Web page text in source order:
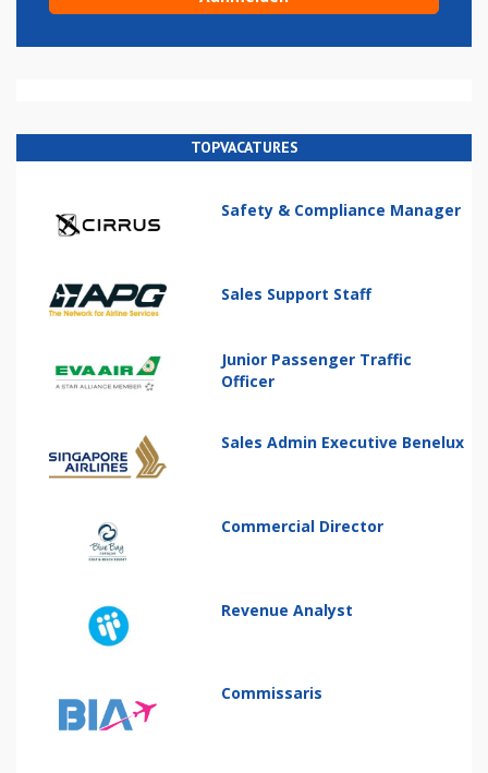
TOPVACATURES
Safety & Compliance Manager
Sales Support Staff
Junior Passenger Traffic
Officer
Sales Admin Executive Benelux
Commercial Director
Revenue Analyst
Commissaris